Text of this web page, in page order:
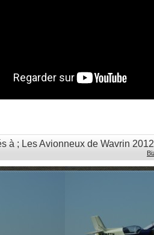
à ; Les Avionneux de Wavrin